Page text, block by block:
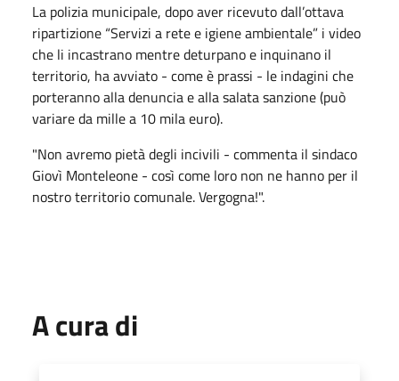
La polizia municipale, dopo aver ricevuto dall’ottava
ripartizione “Servizi a rete e igiene ambientale” i video
che li incastrano mentre deturpano e inquinano il
territorio, ha avviato - come è prassi - le indagini che
porteranno alla denuncia e alla salata sanzione (può
variare da mille a 10 mila euro).
"Non avremo pietà degli incivili - commenta il sindaco
Giovì Monteleone - così come loro non ne hanno per il
nostro territorio comunale. Vergogna!".
A cura di